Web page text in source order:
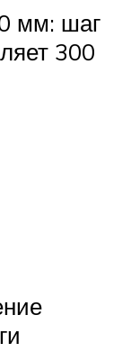
мм: шаг
300